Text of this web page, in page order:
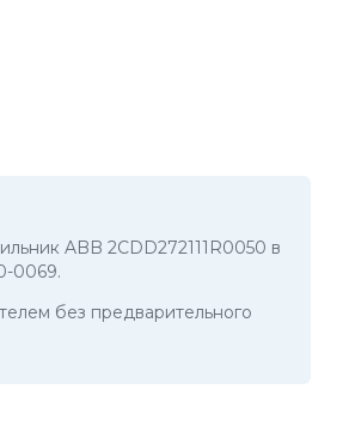
ABB 2CDD272111R0050 в
0069.
без предварительного